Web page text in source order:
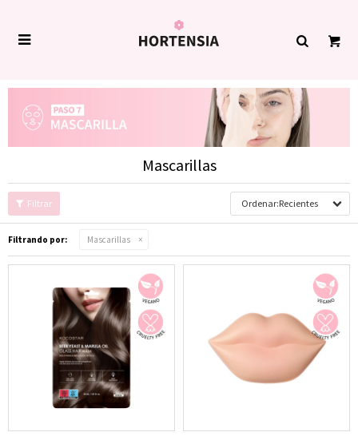

Mascarillas
Recientes
Filtrando por: Mascarillas